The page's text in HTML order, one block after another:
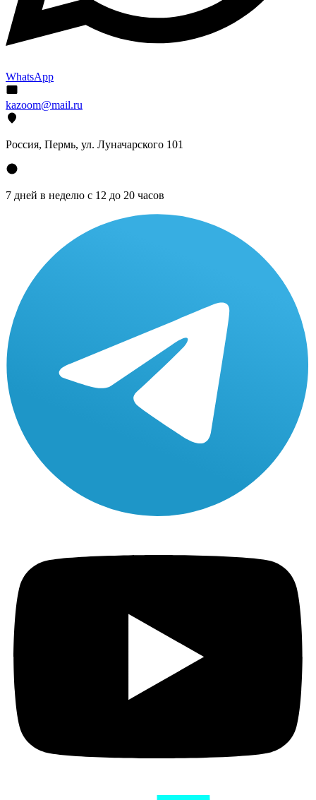
WhatsApp
kazoom@mail.ru
Россия, Пермь, ул. Луначарского 101
7 дней в неделю с 12 до 20 часов